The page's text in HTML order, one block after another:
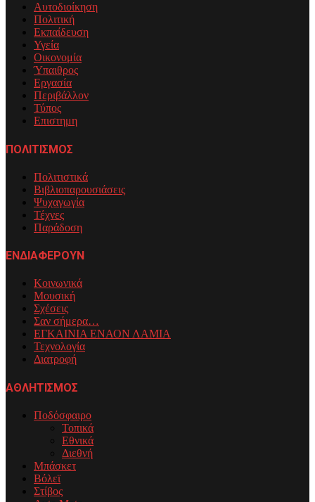
Αυτοδιοίκηση
Πολιτική
Εκπαίδευση
Υγεία
Οικονομία
Ύπαιθρος
Εργασία
Περιβάλλον
Τύπος
Επιστημη
ΠΟΛΙΤΙΣΜΟΣ
Πολιτιστικά
Βιβλιοπαρουσιάσεις
Ψυχαγωγία
Τέχνες
Παράδοση
ΕΝΔΙΑΦΕΡΟΥΝ
Κοινωνικά
Μουσική
Σχέσεις
Σαν σήμερα…
ΕΓΚΑΙΝΙΑ ΕΝΑΟΝ ΛΑΜΙΑ
Τεχνολογία
Διατροφή
ΑΘΛΗΤΙΣΜΟΣ
Ποδόσφαιρο
Τοπικά
Εθνικά
Διεθνή
Μπάσκετ
Βόλεϊ
Στίβος